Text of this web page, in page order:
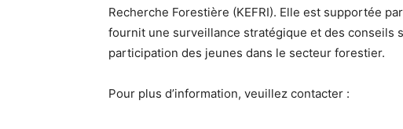
Recherche Forestière (KEFRI). Elle est supportée
fournit une surveillance stratégique et des conseils
participation des jeunes dans le secteur forestier.
Pour plus d’information, veuillez contacter :